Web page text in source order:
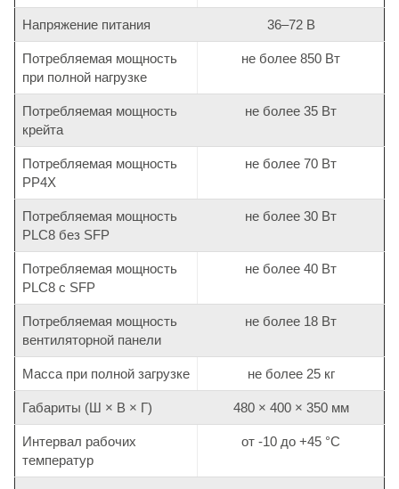
Напряжение питания 36–72 В
Потребляемая мощность
при полной нагрузке
не более 850 Вт
Потребляемая мощность
крейта
не более 35 Вт
Потребляемая мощность
PP4X
не более 70 Вт
Потребляемая мощность
PLC8 без SFP
не более 30 Вт
Потребляемая мощность
PLC8 с SFP
не более 40 Вт
Потребляемая мощность
вентиляторной панели
не более 18 Вт
Масса при полной загрузке не более 25 кг
Габариты (Ш × В × Г) 480 × 400 × 350 мм
Интервал рабочих
температур
от -10 до +45 °С